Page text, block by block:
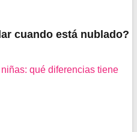
cuando está nublado?